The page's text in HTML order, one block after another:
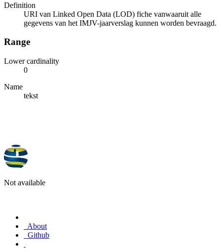
Definition
URI van Linked Open Data (LOD) fiche vanwaaruit alle
gegevens van het IMJV-jaarverslag kunnen worden bevraagd.
Range
Lower cardinality
0
Name
tekst
Not available
About
Github